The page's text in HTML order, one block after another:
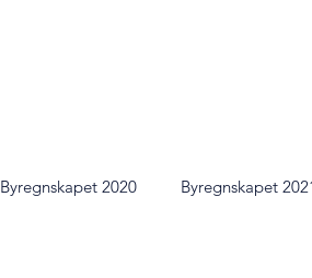
Byregnskapet 2020 Byregnskapet